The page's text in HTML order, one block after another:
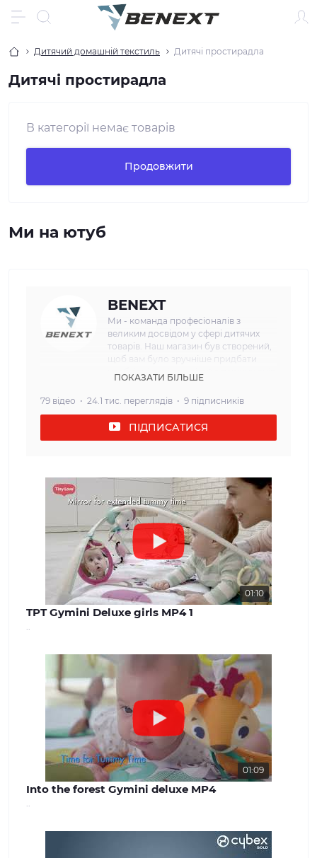
Дитячий домашній текстиль Дитячі простирадла
Дитячі простирадла
В категорії немає товарів
Продовжити
Ми на ютуб
BENEXT
Ми - команда професіоналів з
великим досвідом у сфері дитячих
товарів. Наш магазин був створений,
щоб вам було зручніше придбати
життя. Наша мета: Ми прагнемо
забезпечити наших клієнтів
найвищою якістю та безпекою
дитячих товарів. Кожен товар, який
ми пропонуємо, проходить сувору
магазині ви знайдете широкий вибір
дитячих товарів, які задовольнять
потреби дітей різного віку. Від
комфортних та затишних колясок і
автокрісел до взуття та одягу для
дітей різного віку. Ми прагнемо
забезпечити нашим клієнтам
максимальний вибір і можливість
знайти все, що необхідно для
молодої сім'ї. Наші цінності: Ми
вважаємо, що довіра і задоволення
консультацію та вирішити будь-які
питання, що виникають. Наш сайт -
benext.com.ua
ПОКАЗАТИ БІЛЬШЕ
79 відео 24.1 тис. переглядів 9 підписників
ПІДПИСАТИСЯ
01:10
TPT Gymini Deluxe girls MP4 1
01:09
Into the forest Gymini deluxe MP4